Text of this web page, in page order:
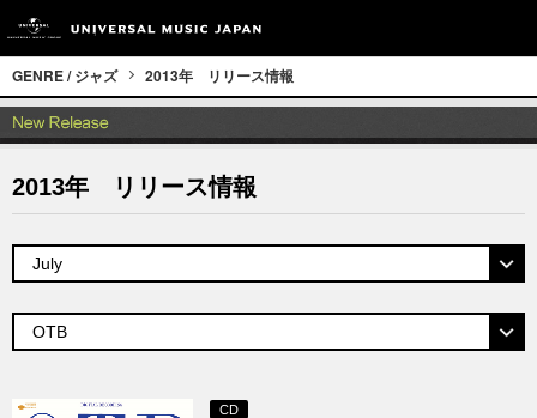
GENRE / ジャズ 2013年 リリース情報
2013年 リリース情報
CD